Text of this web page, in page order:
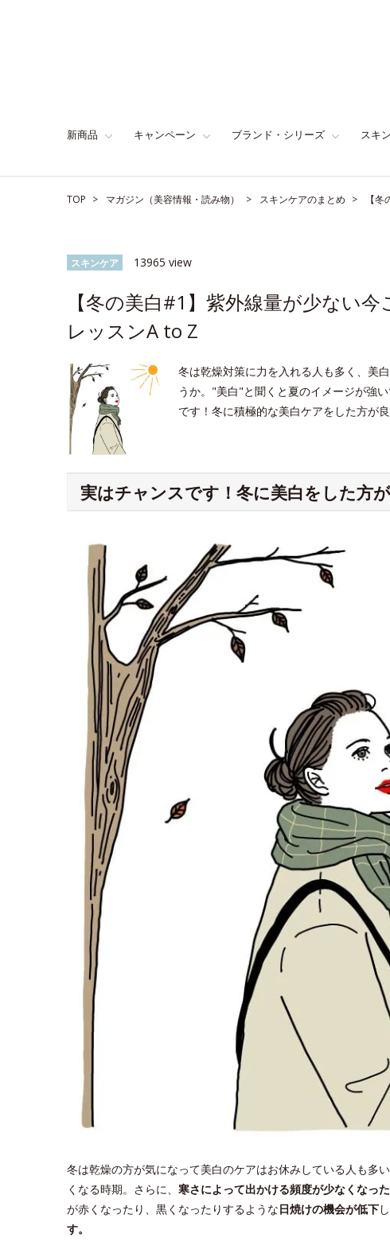
新商品 キャンペーン ブランド・シリーズ スキ
TOP マガジン（美容情報・読み物） スキンケアのまとめ 【
スキンケア 13965 view
【冬の美白#1】紫外線量が少ない
レッスンA to Z
冬は乾燥対策に力を入れる人も多く、美
うか。"美白"と聞くと夏のイメージが強
です！冬に積極的な美白ケアをした方が
実はチャンスです！冬に美白をした方
冬は乾燥の方が気になって美白のケアはお休みしている人も多
くなる時期。さらに、 寒さによって出かける頻度が少なくなっ
が赤くなったり、黒くなったりするような日焼けの機会が低下
す。